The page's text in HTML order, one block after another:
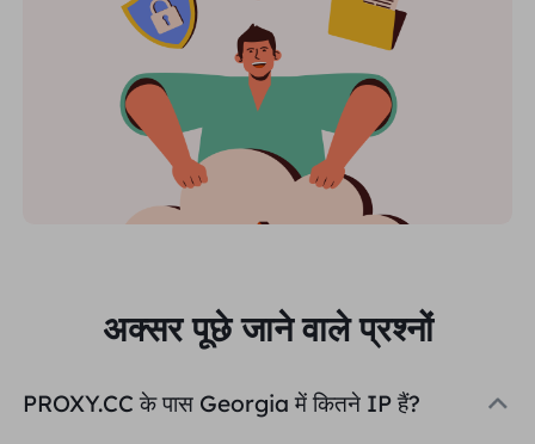
अक्सर पूछे जाने वाले प्रश्नों
PROXY.CC के पास Georgia में कितने IP हैं?